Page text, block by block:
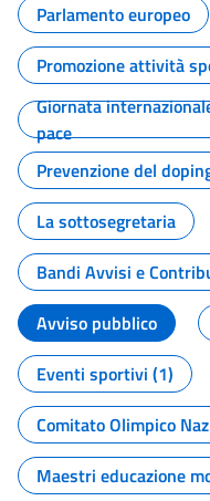
Parlamento europeo
Promozione attività
Giornata
pace
Prevenzione del
La sottosegretaria
Bandi Avvisi e
Avviso pubblico
Eventi sportivi (1)
Comitato Olimpico
Maestri educazione